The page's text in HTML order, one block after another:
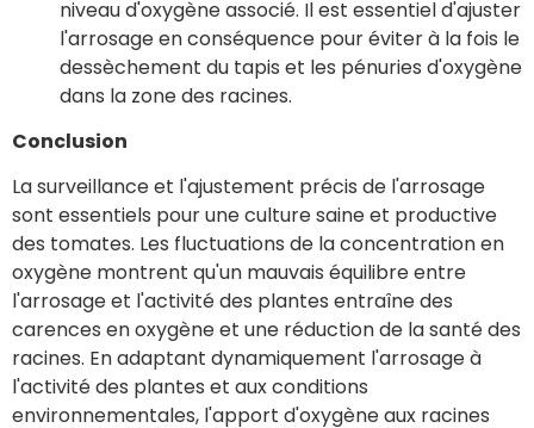
niveau d'oxygène associé. Il est essentiel d'ajuster
l'arrosage en conséquence pour éviter à la fois le
dessèchement du tapis et les pénuries d'oxygène
dans la zone des racines.
Conclusion
La surveillance et l'ajustement précis de l'arrosage
sont essentiels pour une culture saine et productive
des tomates. Les fluctuations de la concentration en
oxygène montrent qu'un mauvais équilibre entre
l'arrosage et l'activité des plantes entraîne des
carences en oxygène et une réduction de la santé des
racines. En adaptant dynamiquement l'arrosage à
l'activité des plantes et aux conditions
environnementales, l'apport d'oxygène aux racines